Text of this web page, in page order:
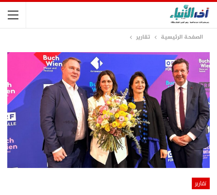
الصفحة الرئيسية تقارير
تقارير